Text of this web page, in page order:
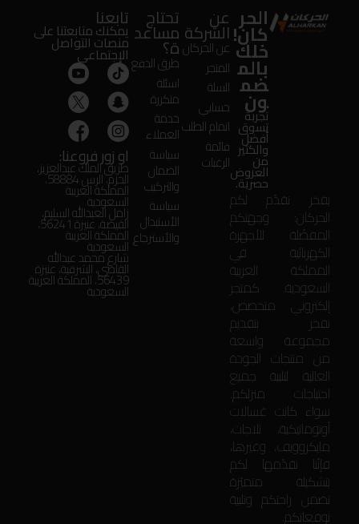
الحر
كان!
خلك
بالم
ضم
ون
تجربة
تسوق
أفضل
والكثير
من
العروض
حصرية.
بفخر نقدّم لكم
الحركان: وجهتكم
المفضّلة للأجهزة
الكهربائية في
المملكة العربية
السعودية. كمتجر
إلكتروني متخصص،
نفخر بتقديم
مجموعة واسعة
من منتجات الجودة
العالية لتلبية جميع
احتياجات منزلكم.
سواء كانت غسالات
أوتوماتيكية، ثلاجات،
مايكروويف، وغيرها،
فإنّنا نقدّمها لكم
بتشكيلة متميّزة
تضمن راحتكم وتلبية
توقعاتكم.
عن
الشركة
عن الحركان
المتجر
السلة
حسابي
اتمام الطلب
قائمة
الرغبات
تحتاج
مساعد
ة؟
طرق الدفع
اسئلة
متكررة
خدمة
العملاء
سياسة
الضمان
والتركيب
سياسة
الأستبدال
والأسترجاع
تابعنا
يمكنك متابعتنا على
منصات التواصل
الإجتماعى
او زور فروعنا:
طريق الملك عبدالعزيز،
الحزم، الرس 58884،
المملكة العربية
السعودية
زامل العبدالله السليم،
الفيضة، عنيزة 56241،
المملكة العربية
السعودية
شارع محمد عبدالله
القاضي، الشرقية، عنيزة
56439، المملكة العربية
السعودية